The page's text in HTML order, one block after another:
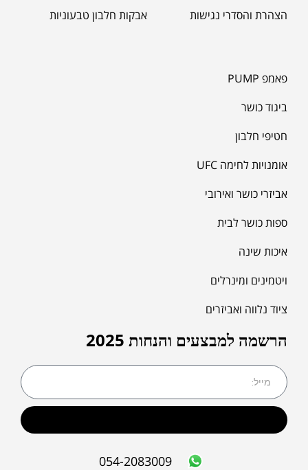
הצהרת והסדרי נגישות
אבקות חלבון טבעוניות
פאמפ PUMP
ביגוד כושר
חטיפי חלבון
אומנויות לחימה UFC
אביזרי כושר ואירובי
ספות כושר לבית
איכות שינה
ויטמינים ומינרלים
ציוד נלווה ואביזרים
הרשמה למבצעים והנחות 2025
054-2083009